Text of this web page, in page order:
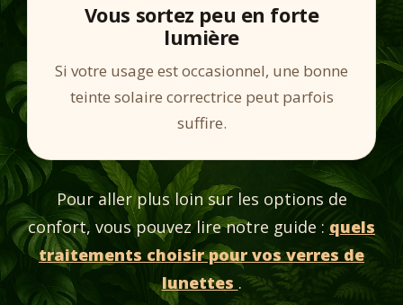
Vous sortez peu en forte
lumière
Si votre usage est occasionnel, une bonne
teinte solaire correctrice peut parfois
suffire.
Pour aller plus loin sur les options de
confort, vous pouvez lire notre guide : quels
traitements choisir pour vos verres de
lunettes.